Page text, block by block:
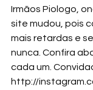
Irmãos Piologo,
site mudou, pois
mais retardas e
nunca. Confira
cada um.
http://